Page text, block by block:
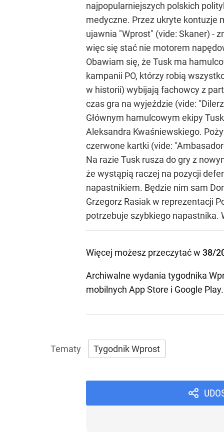
najpopularniejszych polskich
medyczne. Przez ukryte kontuzje
ujawnia "Wprost" (vide: Skaner) -
więc się stać nie motorem
Obawiam się, że Tusk ma
kampanii PO, którzy robią
w historii) wybijają fachowcy z
czas gra na wyjeździe (vide:
Głównym hamulcowym ekipy
Aleksandra Kwaśniewskiego.
czerwone kartki (vide:
Na razie Tusk rusza do gry z
że wystąpią raczej na pozycji
napastnikiem. Będzie nim sam
Grzegorz Rasiak w reprezentacji
potrzebuje szybkiego napastnika.
Więcej możesz przeczytać w 38/
Archiwalne wydania tygodnika
mobilnych App Store i Google Play.
Tygodnik Wprost